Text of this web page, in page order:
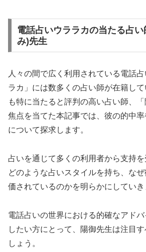
電話占いウララカの当たる占
み)先生
人々の間で広く利用されている電話
ラカ」には数多くの占い師が在籍し
も特に当たると評判の高い占い師、
焦点を当てた本記事では、彼の的中
について探求します。
占いを通じて多くの利用者から支持を
どのような占いスタイルを持ち、な
価されているのかを明らかにしていき
電話占いの世界における的確なアド
したい方にとって、陽御先生は注目
しょう。